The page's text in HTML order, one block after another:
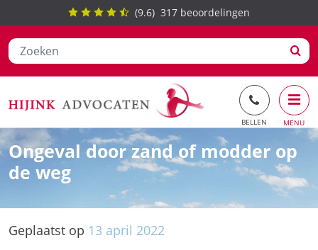
Ga
naar
de
(9.6) 317 beoordelingen
Ongeval door zand of modder op
de weg
Geplaatst op 13 april 2022